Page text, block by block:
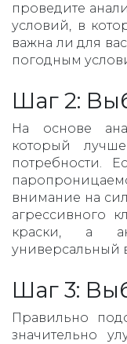
проведите
условий, в
важна ли для
погодным
Шаг 2:
На основе
который
потребности.
внимание на
агрессивного
краски, а
универсальный
Шаг 3:
Правильно
значительно